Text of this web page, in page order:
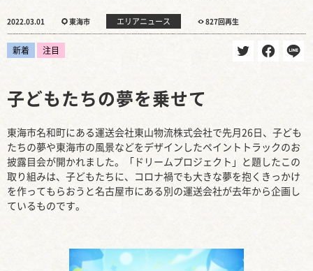
2022.03.01 東海市 エリアニュース 827回再生
新着 注目
子どもたちの夢を乗せて
東海市名和町にある運送会社東山物流株式会社で先月26日、子ども
たちの夢や東海市の風景などをデザインしたペイントトラックのお
披露目会が開かれました。「ドリームプロジェクト」と題したこの
取り組みは、子どもたちに、コロナ禍でも大きな夢を抱くきっかけ
を作ってもらおうと名古屋市にある別の運送会社が去年から企画し
ているものです。